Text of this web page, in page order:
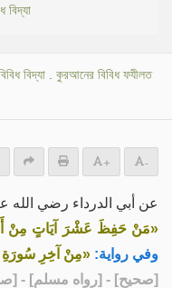
বিদ্যা. কুরআনের বিবিধ ফযীলত
+ -
عن أبي الدرداء رضي الله
«مَنْ حَفِظَ عَشْرَ آيَاتٍ مِنْ
وفي رواية: «مِنْ آخِرِ سُورَةِ
[صحيح] - [رواه مسلم] -